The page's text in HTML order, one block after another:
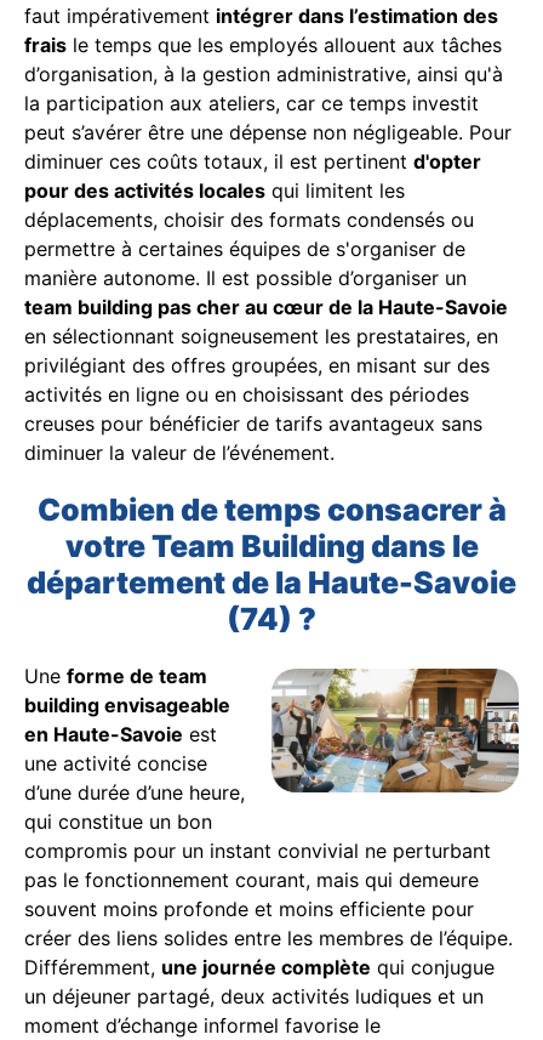
faut impérativement intégrer dans l’estimation des
frais le temps que les employés allouent aux tâches
d’organisation, à la gestion administrative, ainsi qu'à
la participation aux ateliers, car ce temps investit
peut s’avérer être une dépense non négligeable. Pour
diminuer ces coûts totaux, il est pertinent d'opter
pour des activités locales qui limitent les
déplacements, choisir des formats condensés ou
permettre à certaines équipes de s'organiser de
manière autonome. Il est possible d’organiser un
team building pas cher au cœur de la Haute-Savoie
en sélectionnant soigneusement les prestataires, en
privilégiant des offres groupées, en misant sur des
activités en ligne ou en choisissant des périodes
creuses pour bénéficier de tarifs avantageux sans
diminuer la valeur de l’événement.
Combien de temps consacrer à
votre Team Building dans le
département de la Haute-Savoie
(74) ?
Une forme de team
building envisageable
en Haute-Savoie est
une activité concise
d’une durée d’une heure,
qui constitue un bon
compromis pour un instant convivial ne perturbant
pas le fonctionnement courant, mais qui demeure
souvent moins profonde et moins efficiente pour
créer des liens solides entre les membres de l’équipe.
Différemment, une journée complète qui conjugue
un déjeuner partagé, deux activités ludiques et un
moment d’échange informel favorise le